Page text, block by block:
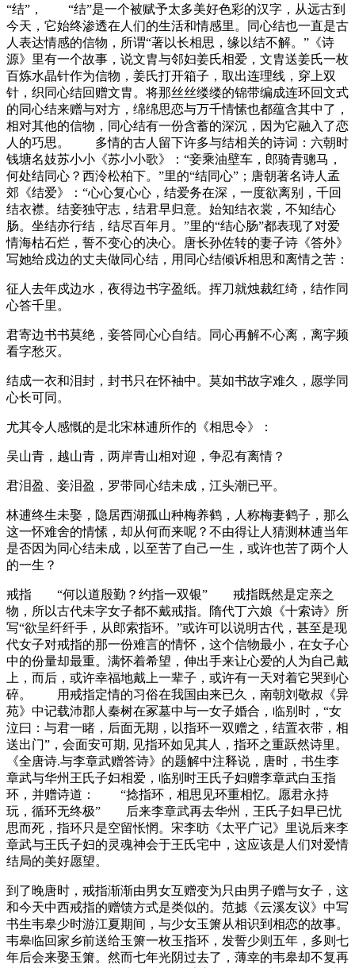
“结”， “结”是一个被赋予太多美好色彩的汉字，从远古到
今天，它始终渗透在人们的生活和情感里。同心结也一直是古
人表达情感的信物，所谓“著以长相思，缘以结不解。”《诗
源》里有一个故事，说文胄与邻妇姜氏相爱，文胄送姜氏一枚
百炼水晶针作为信物，姜氏打开箱子，取出连理线，穿上双
针，织同心结回赠文胄。将那丝丝缕缕的锦带编成连环回文式
的同心结来赠与对方，绵绵思恋与万千情愫也都蕴含其中了，
相对其他的信物，同心结有一份含蓄的深沉，因为它融入了恋
人的巧思。 多情的古人留下许多与结相关的诗词：六朝时
钱塘名妓苏小小《苏小小歌》：“妾乘油壁车，郎骑青骢马，
何处结同心？西泠松柏下。”里的“结同心”；唐朝著名诗人孟
郊《结爱》：“心心复心心，结爱务在深，一度欲离别，千回
结衣襟。结妾独守志，结君早归意。始知结衣裳，不知结心
肠。坐结亦行结，结尽百年月。”里的“结心肠”都表现了对爱
情海枯石烂，誓不变心的决心。唐长孙佐转的妻子诗《答外》
写她给戍边的丈夫做同心结，用同心结倾诉相思和离情之苦：
征人去年戍边水，夜得边书字盈纸。挥刀就烛裁红绮，结作同
心答千里。
君寄边书书莫绝，妾答同心心自结。同心再解不心离，离字频
看字愁灭。
结成一衣和泪封，封书只在怀袖中。莫如书故字难久，愿学同
心长可同。
尤其令人感慨的是北宋林逋所作的《相思令》：
吴山青，越山青，两岸青山相对迎，争忍有离情？
君泪盈、妾泪盈，罗带同心结未成，江头潮已平。
林逋终生未娶，隐居西湖孤山种梅养鹤，人称梅妻鹤子，那么
这一怀难舍的情愫，却从何而来呢？不由得让人猜测林逋当年
是否因为同心结未成，以至苦了自己一生，或许也苦了两个人
的一生？
戒指 “何以道殷勤？约指一双银” 戒指既然是定亲之
物，所以古代未字女子都不戴戒指。隋代丁六娘《十索诗》所
写“欲呈纤纤手，从郎索指环。”或许可以说明古代，甚至是现
代女子对戒指的那一份难言的情怀，这个信物最小，在女子心
中的份量却最重。满怀着希望，伸出手来让心爱的人为自己戴
上，而后，或许幸福地戴上一辈子，或许有一天对着它哭到心
碎。 用戒指定情的习俗在我国由来已久，南朝刘敬叔《异
苑》中记载沛郡人秦树在冢墓中与一女子婚合，临别时，“女
泣曰：与君一睹，后面无期，以指环一双赠之，结置衣带，相
送出门”，会面安可期, 见指环如见其人，指环之重跃然诗里。
《全唐诗.与李章武赠答诗》的题解中注释说，唐时，书生李
章武与华州王氏子妇相爱，临别时王氏子妇赠李章武白玉指
环，并赠诗道： “捻指环，相思见环重相忆。愿君永持
玩，循环无终极” 后来李章武再去华州，王氏子妇早已忧
思而死，指环只是空留怅惘。宋李昉《太平广记》里说后来李
章武与王氏子妇的灵魂神会于王氏宅中，这应该是人们对爱情
结局的美好愿望。
到了晚唐时，戒指渐渐由男女互赠变为只由男子赠与女子，这
和今天中西戒指的赠馈方式是类似的。范摅《云溪友议》中写
书生韦皋少时游江夏期间，与少女玉箫从相识到相恋的故事。
韦皋临回家乡前送给玉箫一枚玉指环，发誓少则五年，多则七
年后会来娶玉箫。然而七年光阴过去了，薄幸的韦皋却不复再